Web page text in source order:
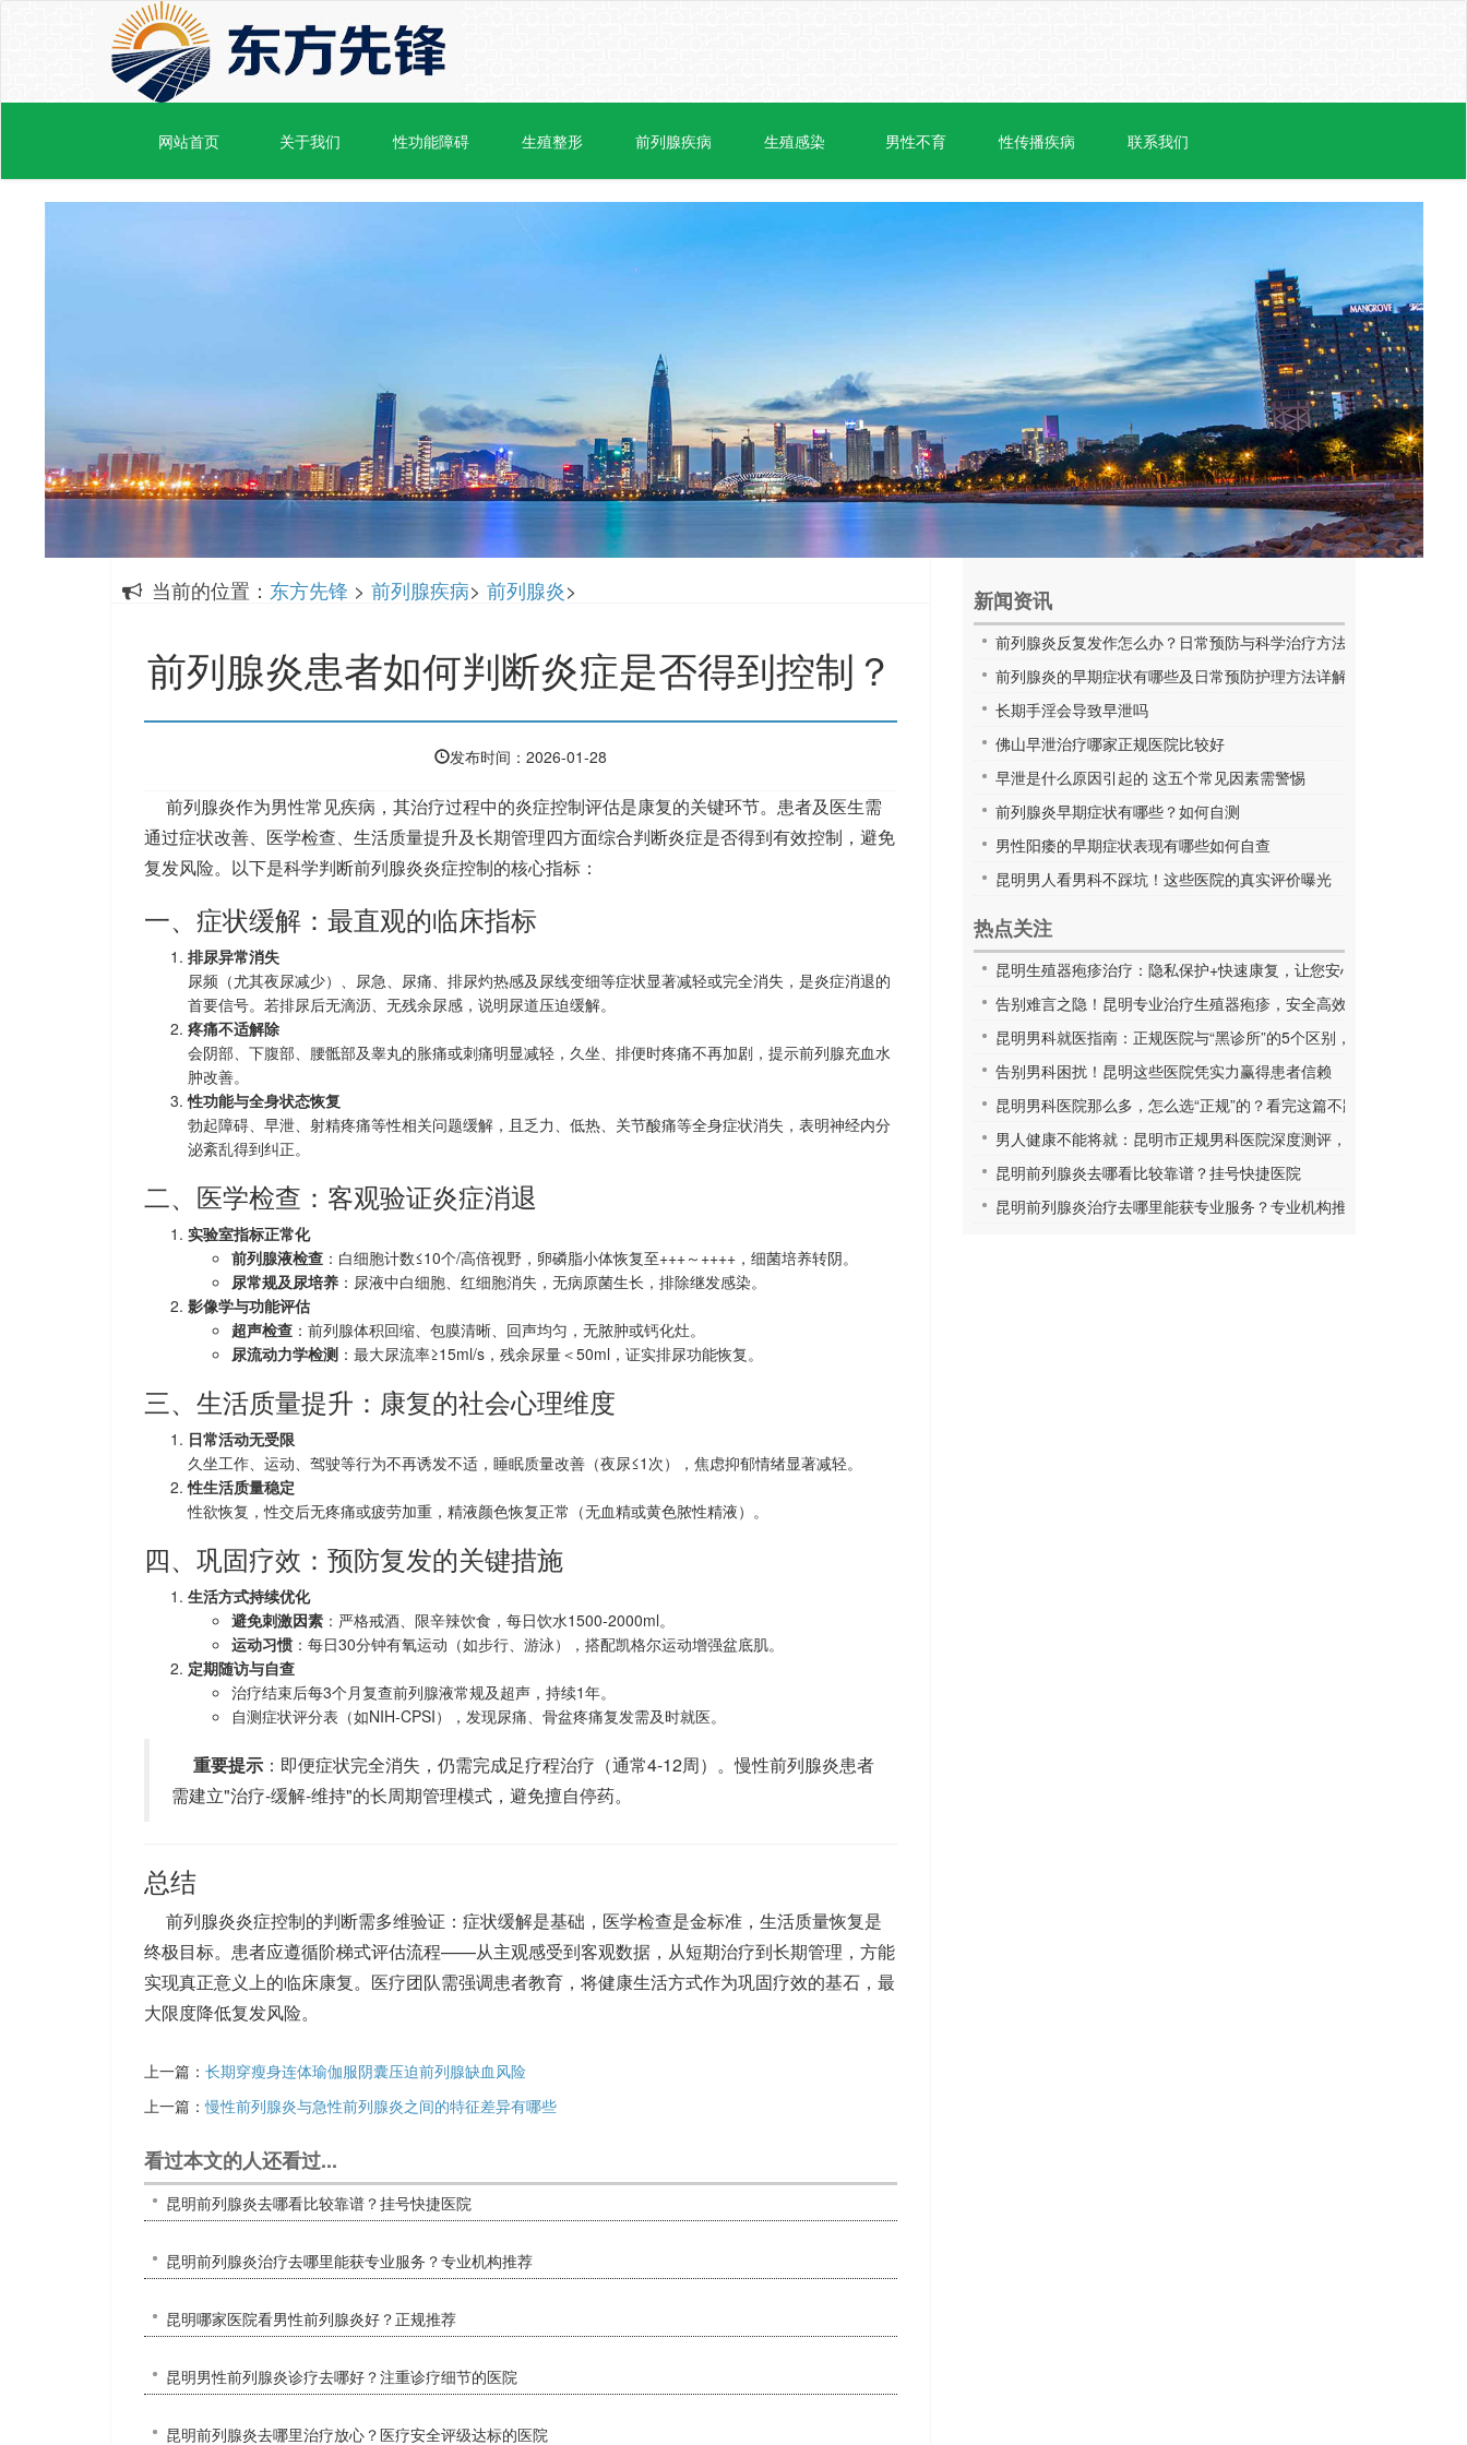
网站首页 关于我们 性功能障碍 生殖整形 前列腺疾病 生殖感染 男性不育 性传播疾病 联系我们
当前的位置： 东方先锋 > 前列腺疾病> 前列腺炎>
前列腺炎患者如何判断炎症是否得到控制？
发布时间：2026-01-28
前列腺炎作为男性常见疾病，其治疗过程中的炎症控制评估是康复的关键环节。患者及医生需
通过症状改善、医学检查、生活质量提升及长期管理四方面综合判断炎症是否得到有效控制，避免
复发风险。以下是科学判断前列腺炎炎症控制的核心指标：
一、症状缓解：最直观的临床指标
排尿异常消失
尿频（尤其夜尿减少）、尿急、尿痛、排尿灼热感及尿线变细等症状显著减轻或完全消失，是炎症消退的
首要信号。若排尿后无滴沥、无残余尿感，说明尿道压迫缓解。
疼痛不适解除
会阴部、下腹部、腰骶部及睾丸的胀痛或刺痛明显减轻，久坐、排便时疼痛不再加剧，提示前列腺充血水
肿改善。
性功能与全身状态恢复
勃起障碍、早泄、射精疼痛等性相关问题缓解，且乏力、低热、关节酸痛等全身症状消失，表明神经内分
泌紊乱得到纠正。
二、医学检查：客观验证炎症消退
实验室指标正常化
前列腺液检查 ：白细胞计数≤10个/高倍视野，卵磷脂小体恢复至+++～++++，细菌培养转阴。
尿常规及尿培养 ：尿液中白细胞、红细胞消失，无病原菌生长，排除继发感染。
影像学与功能评估
超声检查 ：前列腺体积回缩、包膜清晰、回声均匀，无脓肿或钙化灶。
尿流动力学检测 ：最大尿流率≥15ml/s，残余尿量＜50ml，证实排尿功能恢复。
三、生活质量提升：康复的社会心理维度
日常活动无受限
久坐工作、运动、驾驶等行为不再诱发不适，睡眠质量改善（夜尿≤1次），焦虑抑郁情绪显著减轻。
性生活质量稳定
性欲恢复，性交后无疼痛或疲劳加重，精液颜色恢复正常（无血精或黄色脓性精液）。
四、巩固疗效：预防复发的关键措施
生活方式持续优化
避免刺激因素 ：严格戒酒、限辛辣饮食，每日饮水1500-2000ml。
运动习惯 ：每日30分钟有氧运动（如步行、游泳），搭配凯格尔运动增强盆底肌。
定期随访与自查
治疗结束后每3个月复查前列腺液常规及超声，持续1年。
自测症状评分表（如NIH-CPSI），发现尿痛、骨盆疼痛复发需及时就医。
重要提示 ：即便症状完全消失，仍需完成足疗程治疗（通常4-12周）。慢性前列腺炎患者
需建立"治疗-缓解-维持"的长周期管理模式，避免擅自停药。
总结
前列腺炎炎症控制的判断需多维验证：症状缓解是基础，医学检查是金标准，生活质量恢复是
终极目标。患者应遵循阶梯式评估流程——从主观感受到客观数据，从短期治疗到长期管理，方能
实现真正意义上的临床康复。医疗团队需强调患者教育，将健康生活方式作为巩固疗效的基石，最
大限度降低复发风险。
上一篇： 长期穿瘦身连体瑜伽服阴囊压迫前列腺缺血风险
上一篇：慢性前列腺炎与急性前列腺炎之间的特征差异有哪些
看过本文的人还看过...
昆明前列腺炎去哪看比较靠谱？挂号快捷医院
昆明前列腺炎治疗去哪里能获专业服务？专业机构推荐
昆明哪家医院看男性前列腺炎好？正规推荐
昆明男性前列腺炎诊疗去哪好？注重诊疗细节的医院
昆明前列腺炎去哪里治疗放心？医疗安全评级达标的医院
新闻资讯
前列腺炎反复发作怎么办？日常预防与科学治疗方法全解析
前列腺炎的早期症状有哪些及日常预防护理方法详解
长期手淫会导致早泄吗
佛山早泄治疗哪家正规医院比较好
早泄是什么原因引起的 这五个常见因素需警惕
前列腺炎早期症状有哪些？如何自测
男性阳痿的早期症状表现有哪些如何自查
昆明男人看男科不踩坑！这些医院的真实评价曝光
热点关注
昆明生殖器疱疹治疗：隐私保护+快速康复，让您安心无忧
告别难言之隐！昆明专业治疗生殖器疱疹，安全高效更放心
昆明男科就医指南：正规医院与“黑诊所”的5个区别，学会自保
告别男科困扰！昆明这些医院凭实力赢得患者信赖
昆明男科医院那么多，怎么选“正规”的？看完这篇不踩坑
男人健康不能将就：昆明市正规男科医院深度测评，帮你找到放心之
昆明前列腺炎去哪看比较靠谱？挂号快捷医院
昆明前列腺炎治疗去哪里能获专业服务？专业机构推荐